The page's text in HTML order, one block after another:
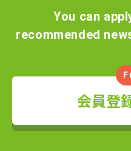
You can
recommended
会員登